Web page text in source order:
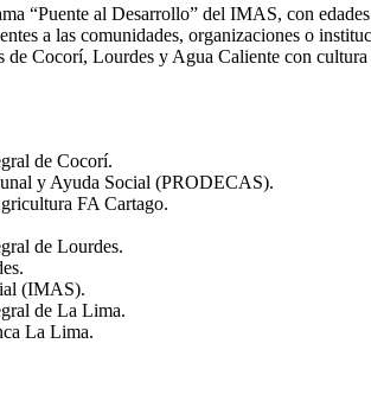
“Puente al Desarrollo” del IMAS, con
a las comunidades, organizaciones o
de Cocorí, Lourdes y Agua Caliente con
de Cocorí.
y Ayuda Social (PRODECAS).
FA Cartago.
de Lourdes.
(IMAS).
de La Lima.
La Lima.